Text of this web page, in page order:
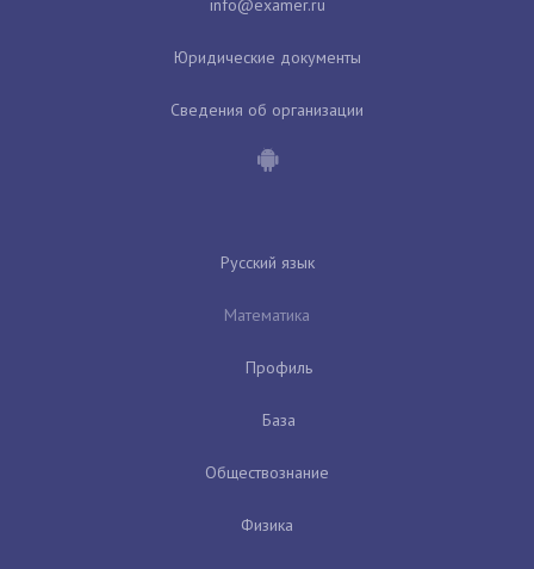
Юридические документы
Сведения об организации
Русский язык
Математика
Профиль
База
Обществознание
Физика